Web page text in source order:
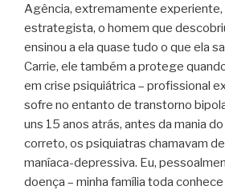
Agência, extremamente experiente,
estrategista, o homem que
ensinou a ela quase tudo o que ela
Carrie, ele também a protege
em crise psiquiátrica – profissional
sofre no entanto de transtorno
uns 15 anos atrás, antes da mania
correto, os psiquiatras chamavam
maníaca-depressiva. Eu,
doença – minha família toda